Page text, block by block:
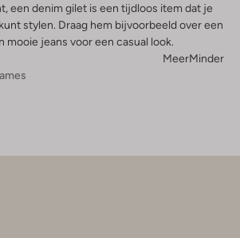
een denim gilet is een tijdloos item dat je
stylen. Draag hem bijvoorbeeld over een
mooie jeans voor een casual look.
MeerMinder